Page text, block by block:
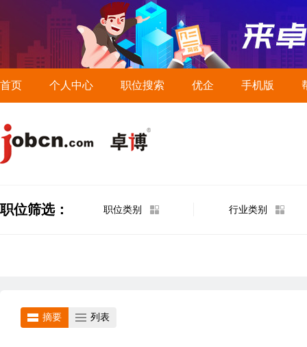
首页 个人中心 职位搜索 优企 手机版
职位筛选： 职位类别 行业类别
摘要 列表